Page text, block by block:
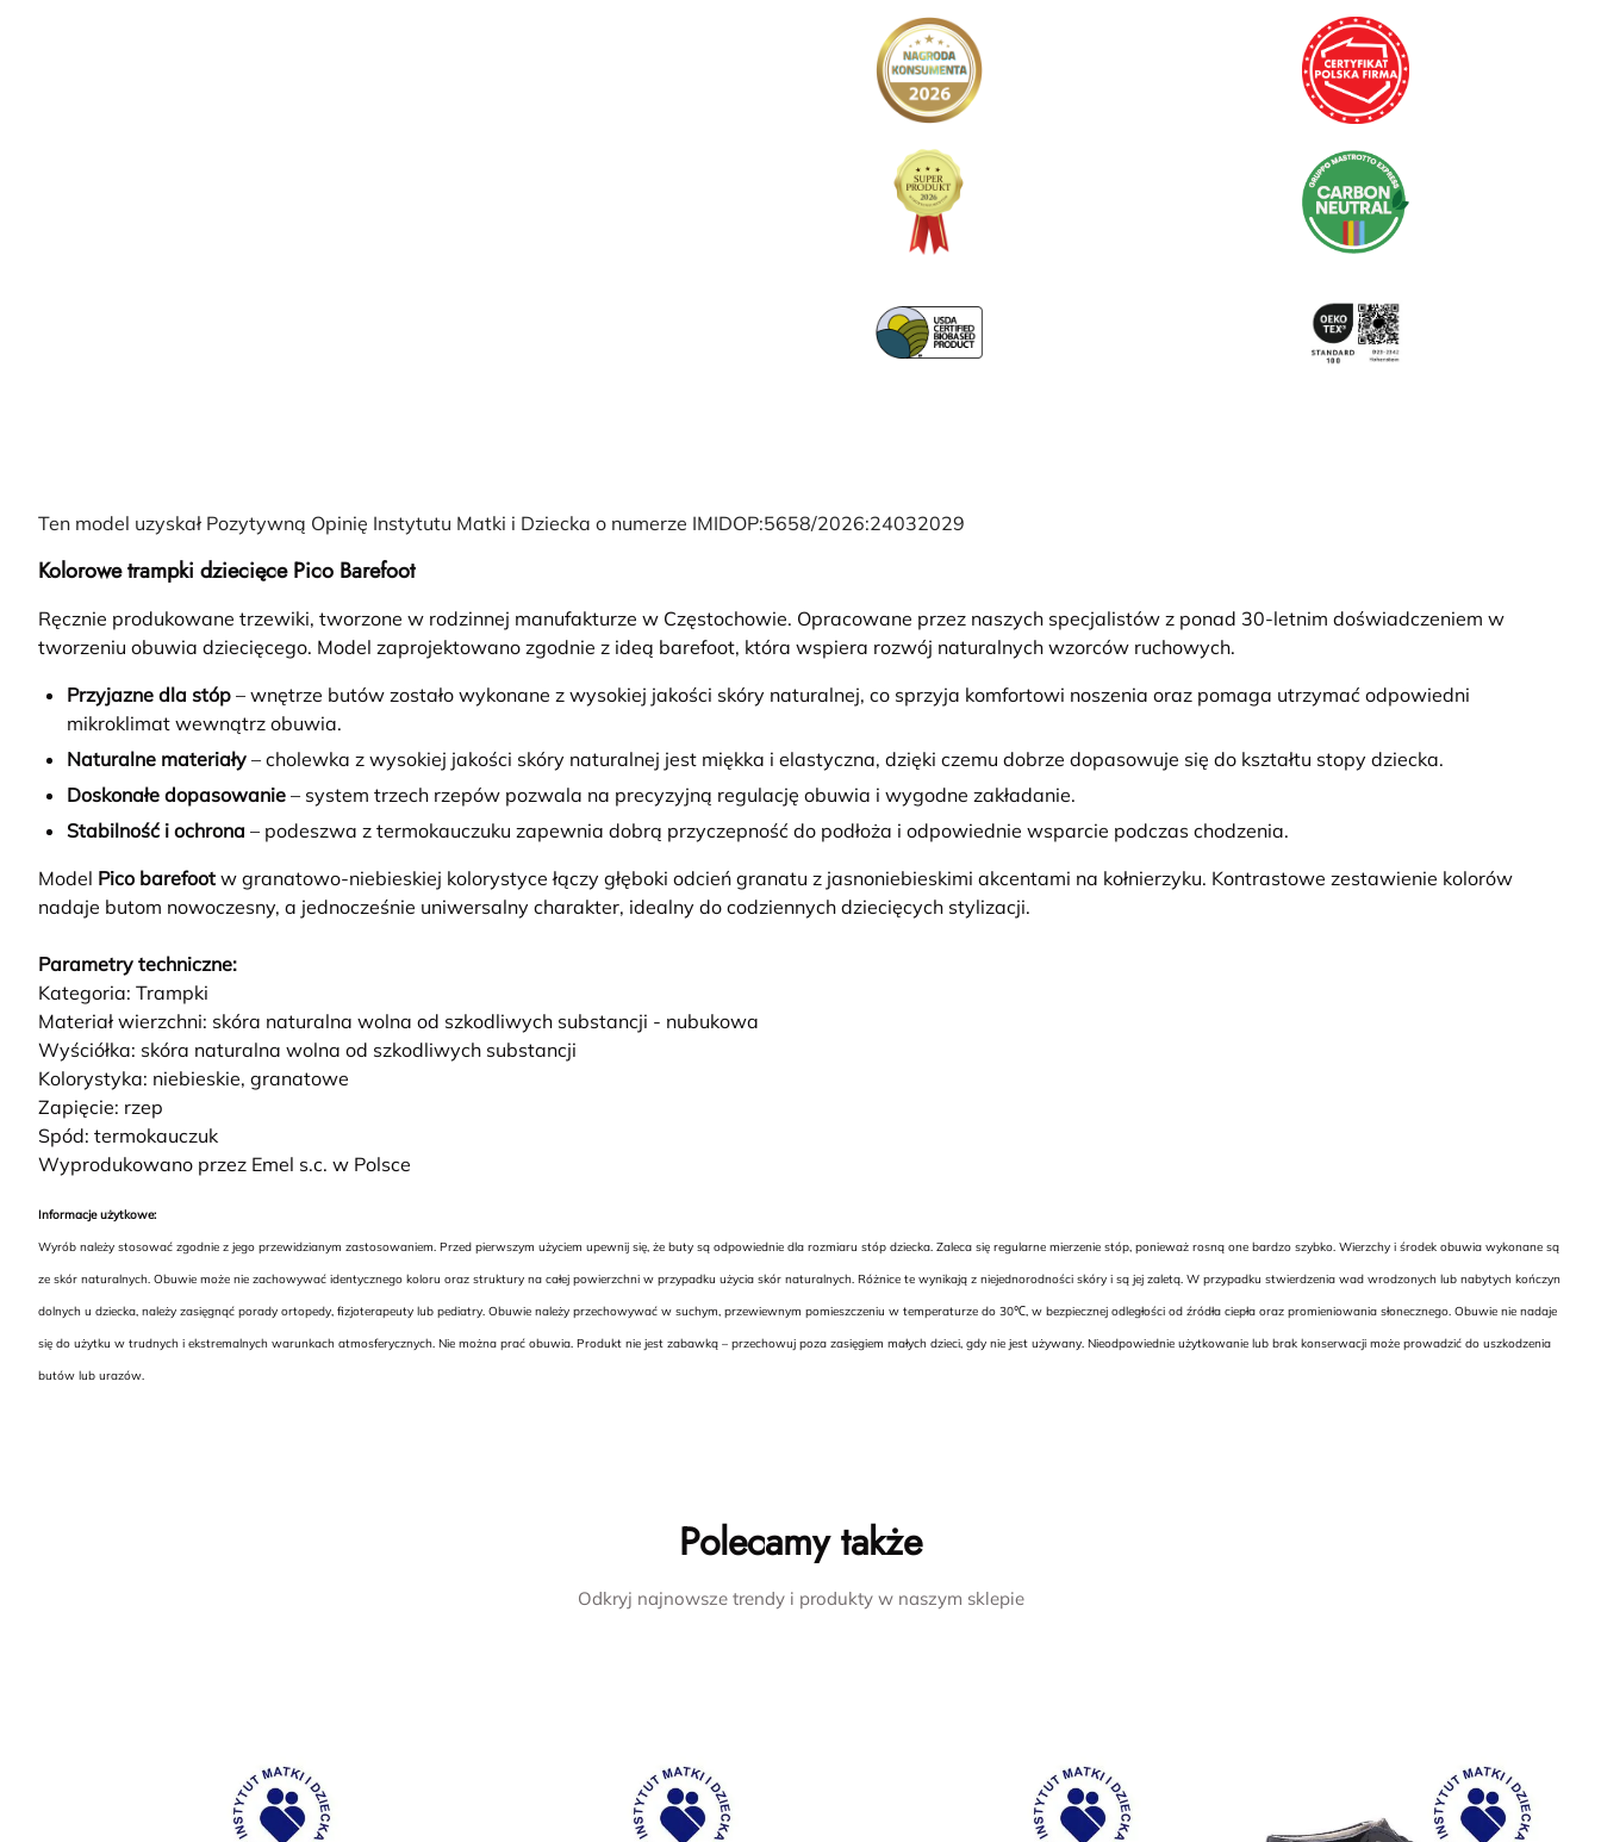
Ten model uzyskał Pozytywną Opinię Instytutu Matki i Dziecka o numerze IMIDOP:5658/2026:24032029
Kolorowe trampki dziecięce Pico Barefoot
Ręcznie produkowane trzewiki, tworzone w rodzinnej manufakturze w Częstochowie. Opracowane przez naszych specjalistów z ponad 30-letnim doświadczeniem w
tworzeniu obuwia dziecięcego. Model zaprojektowano zgodnie z ideą barefoot, która wspiera rozwój naturalnych wzorców ruchowych.
Przyjazne dla stóp – wnętrze butów zostało wykonane z wysokiej jakości skóry naturalnej, co sprzyja komfortowi noszenia oraz pomaga utrzymać odpowiedni
mikroklimat wewnątrz obuwia.
Naturalne materiały – cholewka z wysokiej jakości skóry naturalnej jest miękka i elastyczna, dzięki czemu dobrze dopasowuje się do kształtu stopy dziecka.
Doskonałe dopasowanie – system trzech rzepów pozwala na precyzyjną regulację obuwia i wygodne zakładanie.
Stabilność i ochrona – podeszwa z termokauczuku zapewnia dobrą przyczepność do podłoża i odpowiednie wsparcie podczas chodzenia.
Model Pico barefoot w granatowo-niebieskiej kolorystyce łączy głęboki odcień granatu z jasnoniebieskimi akcentami na kołnierzyku. Kontrastowe zestawienie kolorów
nadaje butom nowoczesny, a jednocześnie uniwersalny charakter, idealny do codziennych dziecięcych stylizacji.
Parametry techniczne:
Kategoria: Trampki
Materiał wierzchni: skóra naturalna wolna od szkodliwych substancji - nubukowa
Wyściółka: skóra naturalna wolna od szkodliwych substancji
Kolorystyka: niebieskie, granatowe
Zapięcie: rzep
Spód: termokauczuk
Wyprodukowano przez Emel s.c. w Polsce
Informacje użytkowe:
Wyrób należy stosować zgodnie z jego przewidzianym zastosowaniem. Przed pierwszym użyciem upewnij się, że buty są odpowiednie dla rozmiaru stóp dziecka. Zaleca się regularne mierzenie stóp, ponieważ rosną one bardzo szybko. Wierzchy i środek obuwia wykonane są
ze skór naturalnych. Obuwie może nie zachowywać identycznego koloru oraz struktury na całej powierzchni w przypadku użycia skór naturalnych. Różnice te wynikają z niejednorodności skóry i są jej zaletą. W przypadku stwierdzenia wad wrodzonych lub nabytych kończyn
dolnych u dziecka, należy zasięgnąć porady ortopedy, fizjoterapeuty lub pediatry. Obuwie należy przechowywać w suchym, przewiewnym pomieszczeniu w temperaturze do 30℃, w bezpiecznej odległości od źródła ciepła oraz promieniowania słonecznego. Obuwie nie nadaje
się do użytku w trudnych i ekstremalnych warunkach atmosferycznych. Nie można prać obuwia. Produkt nie jest zabawką – przechowuj poza zasięgiem małych dzieci, gdy nie jest używany. Nieodpowiednie użytkowanie lub brak konserwacji może prowadzić do uszkodzenia
butów lub urazów.
Polecamy także
Odkryj najnowsze trendy i produkty w naszym sklepie